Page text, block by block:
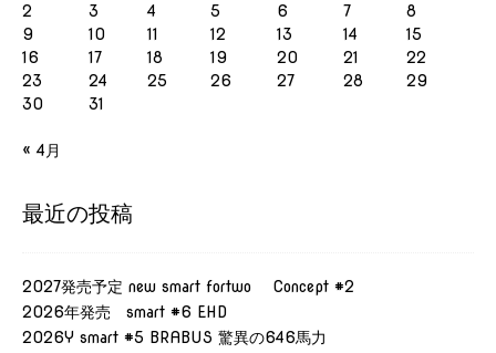
2
3 4 5 6 7
8
9
10 11 12 13 14
15
16
17 18 19 20 21
22
23
24 25 26 27 28
29
30
31
« 4月
最近の投稿
2027発売予定 new smart fortwo Concept #2
2026年発売 smart #6 EHD
2026Y smart #5 BRABUS 驚異の646馬力